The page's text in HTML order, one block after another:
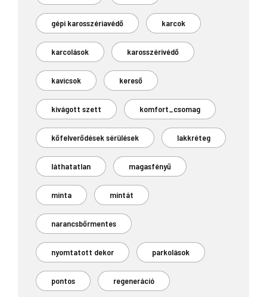
gépi karosszériavédő karcok
karcolások karosszérivédő
kavicsok kereső
kivágott szett komfort_csomag
kőfelverődések sérülések lakkréteg
láthatatlan magasfényű
minta mintát
narancsbőrmentes
nyomtatott dekor parkolások
pontos regeneráció